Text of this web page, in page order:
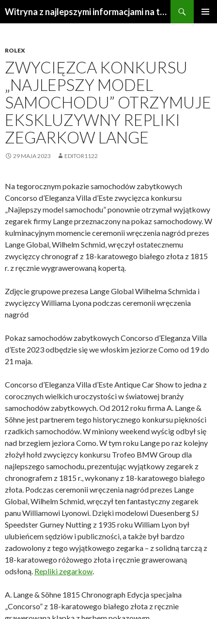
Witryna z najlepszymi informacjami na temat repliki zegarków
ROLEX
ZWYCIĘZCA KONKURSU
„NAJLEPSZY MODEL
SAMOCHODU” OTRZYMUJE
EKSKLUZYWNY REPLIKI
ZEGARKOW LANGE
29 MAJA 2023 EDITOR1122
Na tegorocznym pokazie samochodów zabytkowych
Concorso d’Eleganza Villa d’Este zwycięzca konkursu
„Najlepszy model samochodu” ponownie otrzymał wyjątkowy
zegarek firmy Lange przeznaczony na pokaz samochodowy. W
kulminacyjnym momencie ceremonii wręczenia nagród prezes
Lange Global, Wilhelm Schmid, wręczył ostatecznemu
zwycięzcy chronograf z 18-karatowego białego złota z 1815
r. z ręcznie wygrawerowaną kopertą.
Zdjęcie grupowe prezesa Lange Global Wilhelma Schmida i
zwycięzcy Williama Lyona podczas ceremonii wręczenia
nagród
Pokaz samochodów zabytkowych Concorso d’Eleganza Villa
d’Este 2023 odbędzie się we włoskim jeziorze Como od 19 do
21 maja.
Concorso d’Eleganza Villa d’Este Antique Car Show to jedna z
corocznych wielkich uroczystości w światowej branży
samochodów zabytkowych. Od 2012 roku firma A. Lange &
Söhne jest partnerem tego historycznego konkursu piękności
rzadkich samochodów. W miniony weekend wyścig odbył się
nad brzegiem jeziora Como. W tym roku Lange po raz kolejny
złożył hołd zwycięzcy konkursu Trofeo BMW Group dla
najlepszego samochodu, prezentując wyjątkowy zegarek z
chronografem z 1815 r., wykonany z 18-karatowego białego
złota. Podczas ceremonii wręczenia nagród prezes Lange
Global, Wilhelm Schmid, wręczył ten fantastyczny zegarek
panu Williamowi Lyonowi. Dzięki modelowi Duesenberg SJ
Speedster Gurney Nutting z 1935 roku William Lyon był
ulubieńcem sędziów i publiczności, a także był bardzo
zadowolony z tego wyjątkowego zegarka – z solidną tarczą z
18-karatowego różowego złota i ręcznie grawerowaną
odsłoną. Repliki zegarkow.
A. Lange & Söhne 1815 Chronograph Edycja specjalna
„Concorso” z 18-karatowego białego złota z ręcznie